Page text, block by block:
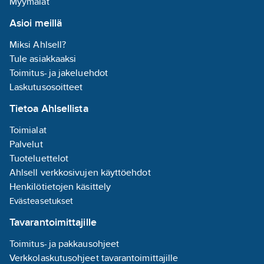
hankaukselta, iskuilta,
liottimilta ja pitävät
lämpötilavaihteluja
(-60 – +85c) vastaan.
Rahaa ja aikaa säästyy,
kun letkut kestävät
pidempään.
Toimittajan
tuotenumero:
Korvaa
tuotenumero:
T24000227
Materiaaliluokka K2456B
Tämä on
vaihtoehto T24000554
Asioi meillä
Miksi Ahlsell?
Tule asiakkaaksi
Toimitus- ja jakeluehdot
Laskutusosoitteet
Tietoa Ahlsellista
Toimialat
Palvelut
Tuoteluettelot
Ahlsell verkkosivujen käyttöehdot
Henkilötietojen käsittely
Evästeasetukset
Tavarantoimittajille
Toimitus- ja pakkausohjeet
Verkkolaskutusohjeet tavarantoimittajille